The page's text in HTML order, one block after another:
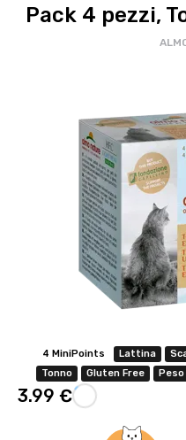
Pack 4 pezzi,
4 MiniPoints Lattina
Tonno
Gluten Free
3.99 €